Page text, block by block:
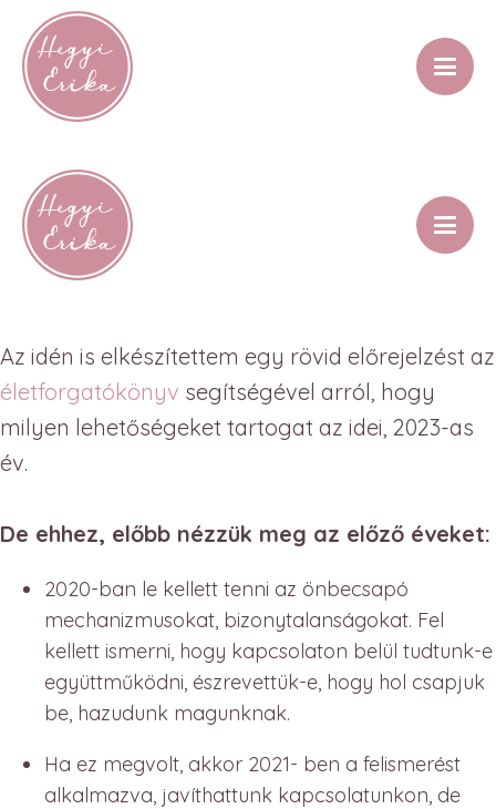
Az idén is elkészítettem egy rövid előrejelzést az
életforgatókönyv segítségével arról, hogy
milyen lehetőségeket tartogat az idei, 2023-as
év.
De ehhez, előbb nézzük meg az előző éveket:
2020-ban le kellett tenni az önbecsapó
mechanizmusokat, bizonytalanságokat. Fel
kellett ismerni, hogy kapcsolaton belül tudtunk-e
együttműködni, észrevettük-e, hogy hol csapjuk
be, hazudunk magunknak.
Ha ez megvolt, akkor 2021- ben a felismerést
alkalmazva, javíthattunk kapcsolatunkon, de